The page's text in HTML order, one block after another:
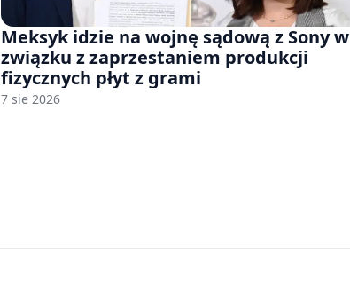
Meksyk idzie na wojnę sądową z Sony w
związku z zaprzestaniem produkcji
fizycznych płyt z grami
7 sie 2026